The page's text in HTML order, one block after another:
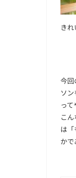
き
今回
ソ
って
こ
は
かで